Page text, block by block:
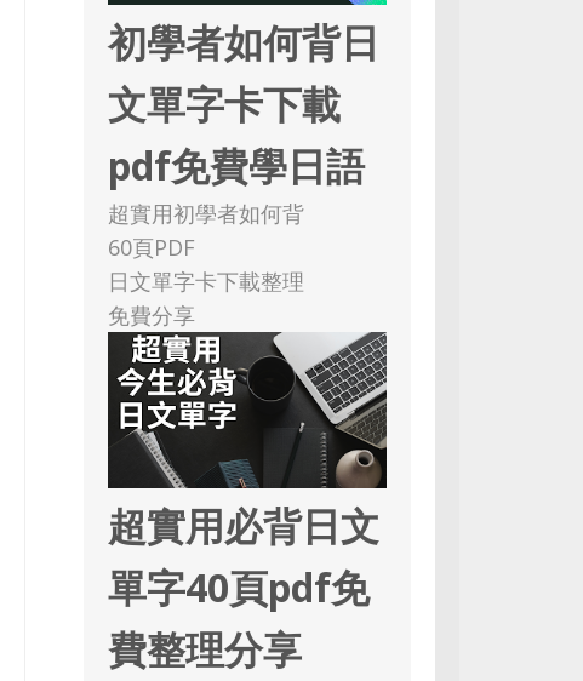
初學者如何背日
文單字卡下載
pdf免費學日語
超實用初學者如何背
60頁PDF
日文單字卡下載整理
免費分享
超實用必背日文
單字40頁pdf免
費整理分享